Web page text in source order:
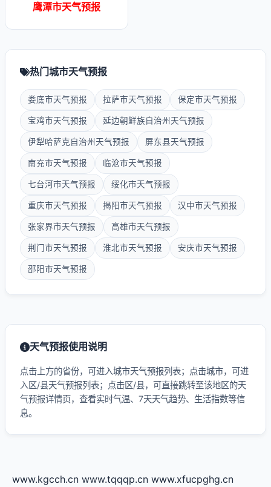
鹰潭市天气预报
热门城市天气预报
娄底市天气预报 拉萨市天气预报 保定市天气预报
宝鸡市天气预报 延边朝鲜族自治州天气预报
伊犁哈萨克自治州天气预报 屏东县天气预报
南充市天气预报 临沧市天气预报
七台河市天气预报 绥化市天气预报
重庆市天气预报 揭阳市天气预报 汉中市天气预报
张家界市天气预报 高雄市天气预报
荆门市天气预报 淮北市天气预报 安庆市天气预报
邵阳市天气预报
天气预报使用说明
点击上方的省份，可进入城市天气预报列表；点击城市，可进
入区/县天气预报列表；点击区/县，可直接跳转至该地区的天
气预报详情页，查看实时气温、7天天气趋势、生活指数等信
息。
www.kgcch.cn www.tqqqp.cn www.xfucpghg.cn